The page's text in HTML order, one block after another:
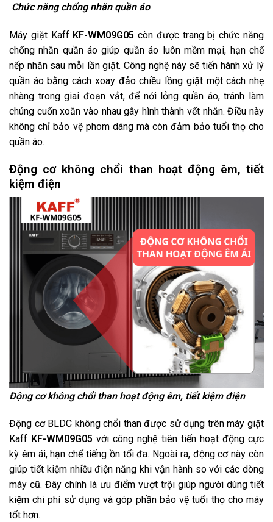
Chức năng chống nhăn quần áo
Máy giặt Kaff KF-WM09G05 còn được trang bị chức năng
chống nhăn quần áo giúp quần áo luôn mềm mại, hạn chế
nếp nhăn sau mỗi lần giặt. Công nghệ này sẽ tiến hành xử lý
quần áo bằng cách xoay đảo chiều lồng giặt một cách nhẹ
nhàng trong giai đoạn vắt, để nới lỏng quần áo, tránh làm
chúng cuốn xoắn vào nhau gây hình thành vết nhăn. Điều này
không chỉ bảo vệ phom dáng mà còn đảm bảo tuổi thọ cho
quần áo.
Động cơ không chổi than hoạt động êm, tiết
kiệm điện
Động cơ không chổi than hoạt động êm, tiết kiệm điện
Động cơ BLDC không chổi than được sử dụng trên máy giặt
Kaff KF-WM09G05 với công nghệ tiên tiến hoạt động cực
kỳ êm ái, hạn chế tiếng ồn tối đa. Ngoài ra, động cơ này còn
giúp tiết kiệm nhiều điện năng khi vận hành so với các dòng
máy cũ. Đây chính là ưu điểm vượt trội giúp người dùng tiết
kiệm chi phí sử dụng và góp phần bảo vệ tuổi thọ cho máy
tốt hơn.